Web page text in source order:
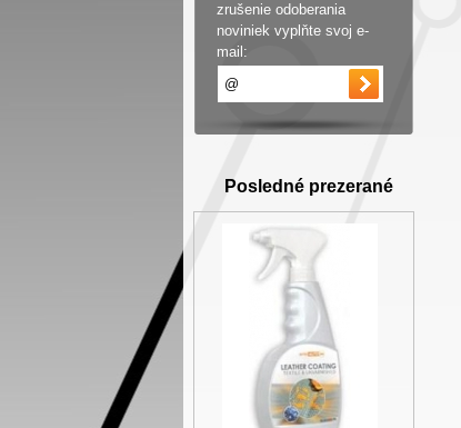
zrušenie odoberania
noviniek vyplňte svoj e-
mail:
Posledné prezerané